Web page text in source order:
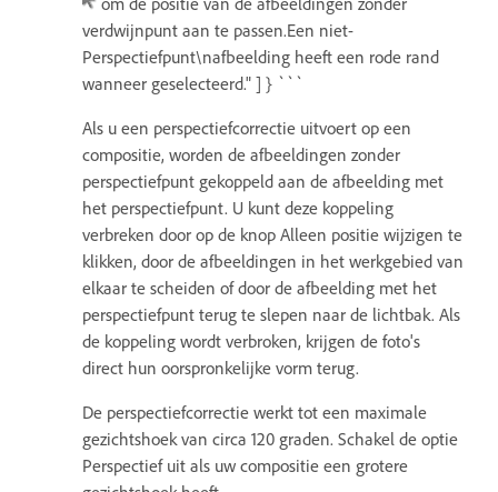
verdwijnpunt aan te passen.Een niet-
Perspectiefpunt\nafbeelding heeft een rode rand
wanneer geselecteerd." ] } ```
Als u een perspectiefcorrectie uitvoert op een
compositie, worden de afbeeldingen zonder
perspectiefpunt gekoppeld aan de afbeelding met
het perspectiefpunt. U kunt deze koppeling
verbreken door op de knop Alleen positie wijzigen te
klikken, door de afbeeldingen in het werkgebied van
elkaar te scheiden of door de afbeelding met het
perspectiefpunt terug te slepen naar de lichtbak. Als
de koppeling wordt verbroken, krijgen de foto's
direct hun oorspronkelijke vorm terug.
De perspectiefcorrectie werkt tot een maximale
gezichtshoek van circa 120 graden. Schakel de optie
Perspectief uit als uw compositie een grotere